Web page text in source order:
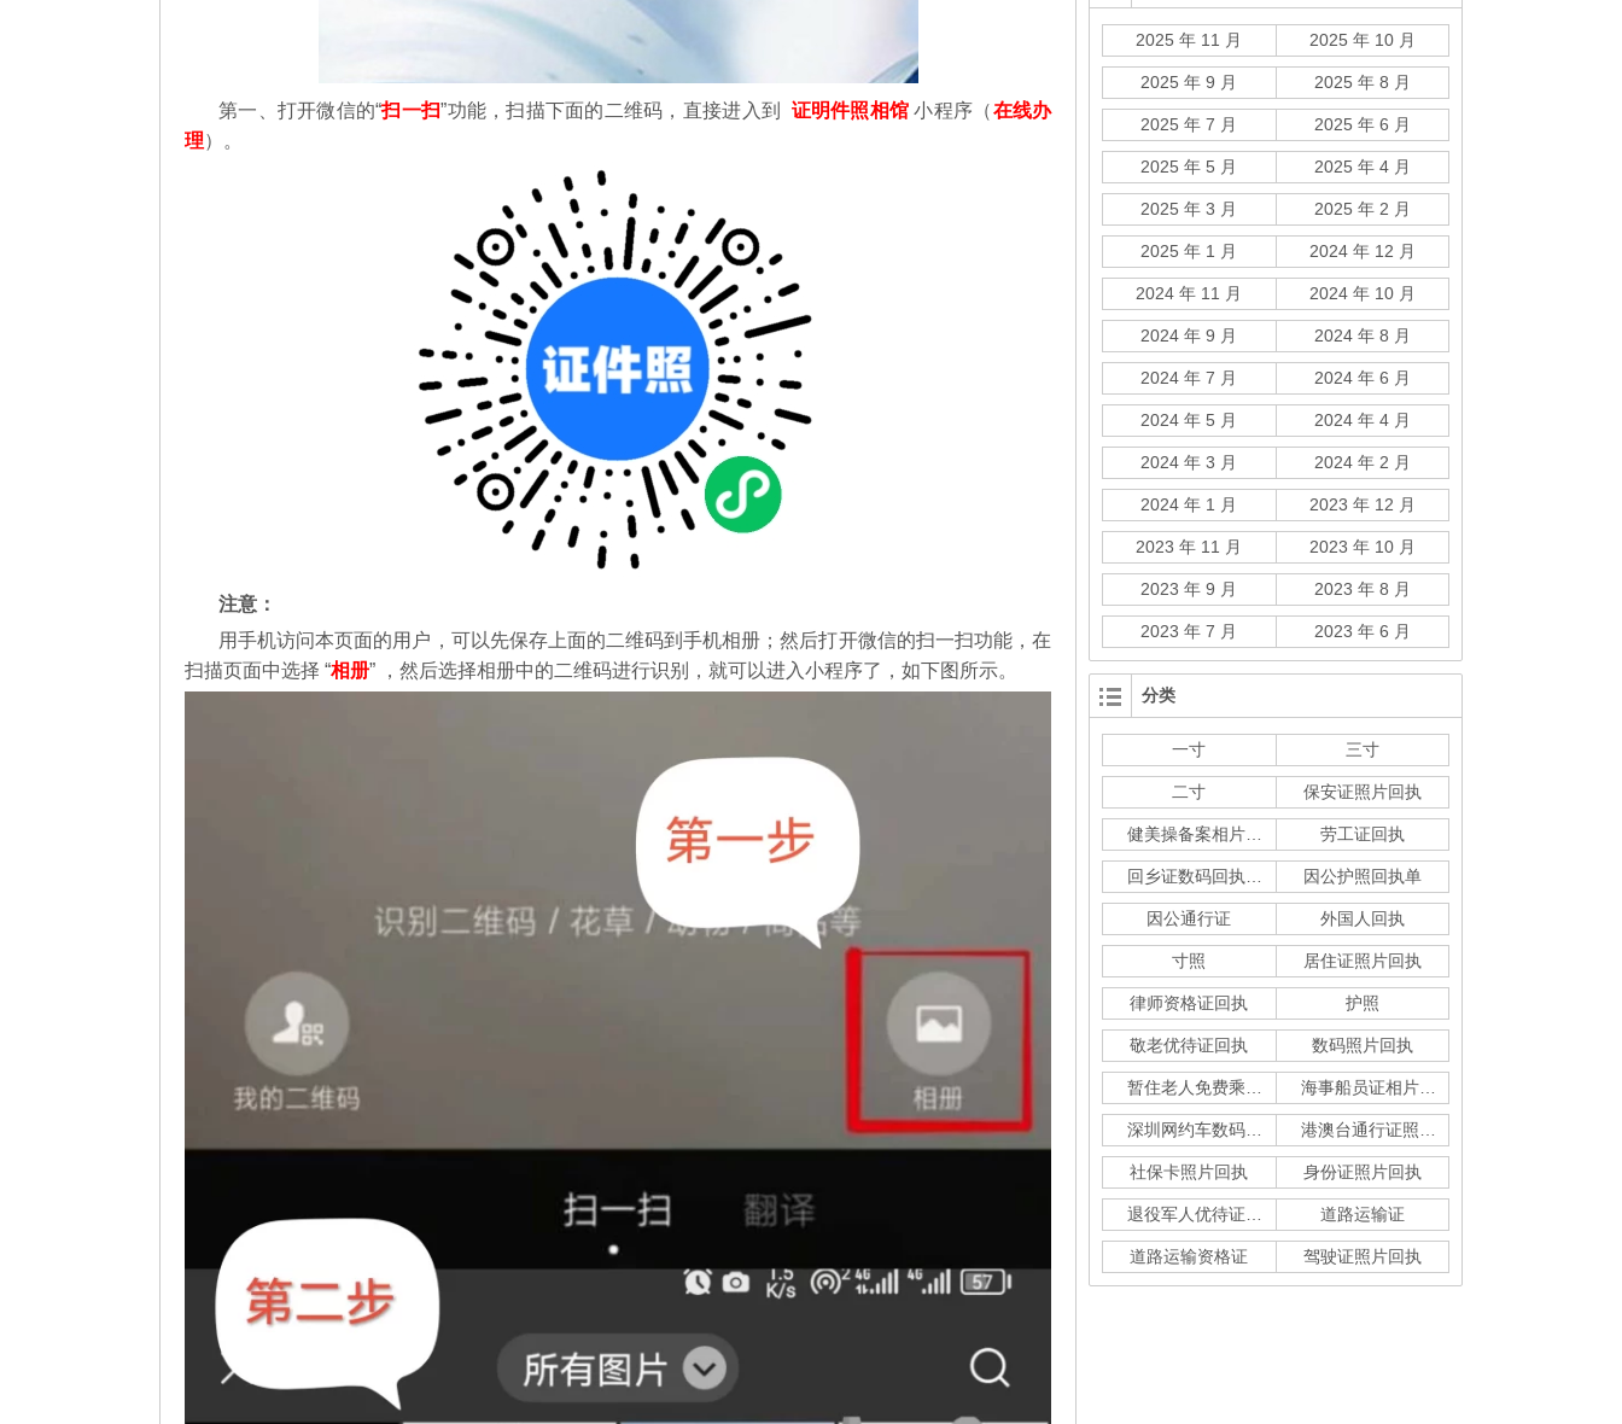
第一、 打开微信的“扫一扫”功能，扫描下面的二维码，直接进入到 证明件照相馆 小程序（在线办
理）。
注意：
用手机访问本页面的用户，可以先保存上面的二维码到手机相册；然后打开微信的扫一扫功能，在
扫描页面中选择 “相册” ，然后选择相册中的二维码进行识别，就可以进入小程序了，如下图所示。
2025 年 11 月 2025 年 10 月
2025 年 9 月 2025 年 8 月
2025 年 7 月 2025 年 6 月
2025 年 5 月 2025 年 4 月
2025 年 3 月 2025 年 2 月
2025 年 1 月 2024 年 12 月
2024 年 11 月 2024 年 10 月
2024 年 9 月 2024 年 8 月
2024 年 7 月 2024 年 6 月
2024 年 5 月 2024 年 4 月
2024 年 3 月 2024 年 2 月
2024 年 1 月 2023 年 12 月
2023 年 11 月 2023 年 10 月
2023 年 9 月 2023 年 8 月
2023 年 7 月 2023 年 6 月
分类
一寸 三寸
二寸 保安证照片回执
劳工证回执
因公护照回执单
因公通行证 外国人回执
寸照 居住证照片回执
律师资格证回执 护照
敬老优待证回执 数码照片回执
海事船员证相片采集
社保卡照片回执 身份证照片回执
道路运输证
道路运输资格证 驾驶证照片回执